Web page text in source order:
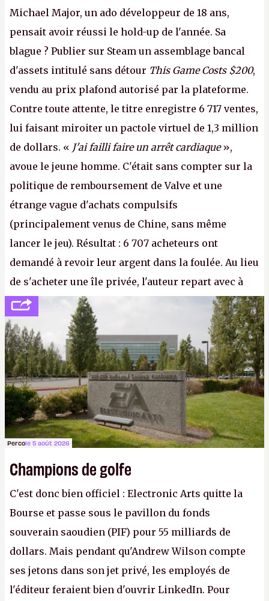
Michael Major, un ado développeur de 18 ans,
pensait avoir réussi le hold-up de l'année. Sa
blague ? Publier sur Steam un assemblage bancal
d'assets intitulé sans détour This Game Costs $200,
vendu au prix plafond autorisé par la plateforme.
Contre toute attente, le titre enregistre 6 717 ventes,
lui faisant miroiter un pactole virtuel de 1,3 million
de dollars. « J'ai failli faire un arrêt cardiaque»,
avoue le jeune homme. C'était sans compter sur la
politique de remboursement de Valve et une
étrange vague d'achats compulsifs
(principalement venus de Chine, sans même
lancer le jeu). Résultat : 6 707 acheteurs ont
demandé à revoir leur argent dans la foulée. Au lieu
de s'acheter une île privée, l'auteur repart avec à
peine 2 000 dollars en poche. C'est toujours plus
cher payé que le temps passé à dev, mais ça
apprendra aux petits malins qu'on ne braque pas
Gabe Newell aussi facilement.P.
Percole 5 août 2026
Champions de golfe
C'est donc bien officiel : Electronic Arts quitte la
Bourse et passe sous le pavillon du fonds
souverain saoudien (PIF) pour 55 milliards de
dollars. Mais pendant qu'Andrew Wilson compte
ses jetons dans son jet privé, les employés de
l'éditeur feraient bien d'ouvrir LinkedIn. Pour